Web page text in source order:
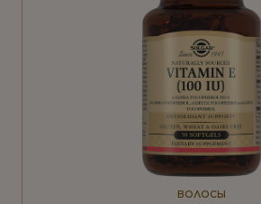
ВОЛОСЫ